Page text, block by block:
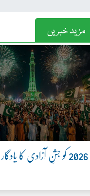
مزید خبریں
اگست 2026 کو جشنِ آزادی کا